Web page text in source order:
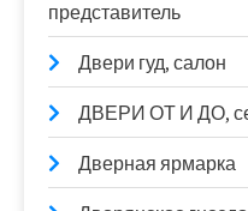
представитель
Двери гуд, салон
ДВЕРИ ОТ И ДО,
Дверная ярмарка